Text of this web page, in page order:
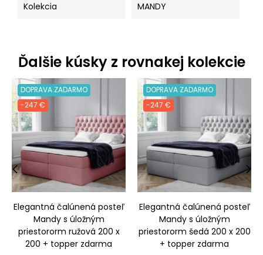
Kolekcia MANDY
Ďalšie kúsky z rovnakej kolekcie
DOPRAVA ZADARMO
-247 €
Elegantná čalúnená posteľ
Mandy s úložným
priestororm ružová 200 x
200 + topper zdarma
DOPRAVA ZADARMO
-247 €
Elegantná čalúnená posteľ
Mandy s úložným
priestororm šedá 200 x 200
+ topper zdarma
‹ ›